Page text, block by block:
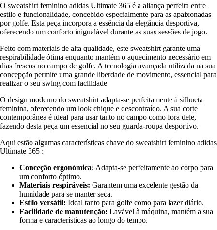
O sweatshirt feminino adidas Ultimate 365 é a aliança perfeita entre
estilo e funcionalidade, concebido especialmente para as apaixonadas
por golfe. Esta peça incorpora a essência da elegância desportiva,
oferecendo um conforto inigualável durante as suas sessões de jogo.
Feito com materiais de alta qualidade, este sweatshirt garante uma
respirabilidade ótima enquanto mantém o aquecimento necessário em
dias frescos no campo de golfe. A tecnologia avançada utilizada na sua
concepção permite uma grande liberdade de movimento, essencial para
realizar o seu swing com facilidade.
O design moderno do sweatshirt adapta-se perfeitamente à silhueta
feminina, oferecendo um look chique e descontraído. A sua corte
contemporânea é ideal para usar tanto no campo como fora dele,
fazendo desta peça um essencial no seu guarda-roupa desportivo.
Aqui estão algumas características chave do sweatshirt feminino adidas
Ultimate 365 :
Conceção ergonómica: Adapta-se perfeitamente ao corpo para
um conforto óptimo.
Materiais respiráveis: Garantem uma excelente gestão da
humidade para se manter seca.
Estilo versátil: Ideal tanto para golfe como para lazer diário.
Facilidade de manutenção: Lavável à máquina, mantém a sua
forma e características ao longo do tempo.